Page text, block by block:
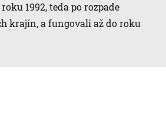
1992, teda po rozpade
krajín, a fungovali až do roku